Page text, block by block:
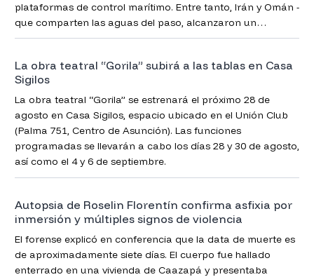
plataformas de control marítimo. Entre tanto, Irán y Omán -
que comparten las aguas del paso, alcanzaron un
acuerdo para la administración de la vía clave para el
La obra teatral “Gorila” subirá a las tablas en Casa
Sigilos
La obra teatral “Gorila” se estrenará el próximo 28 de
agosto en Casa Sigilos, espacio ubicado en el Unión Club
(Palma 751, Centro de Asunción). Las funciones
programadas se llevarán a cabo los días 28 y 30 de agosto,
así como el 4 y 6 de septiembre.
Autopsia de Roselin Florentín confirma asfixia por
inmersión y múltiples signos de violencia
El forense explicó en conferencia que la data de muerte es
de aproximadamente siete días. El cuerpo fue hallado
enterrado en una vivienda de Caazapá y presentaba